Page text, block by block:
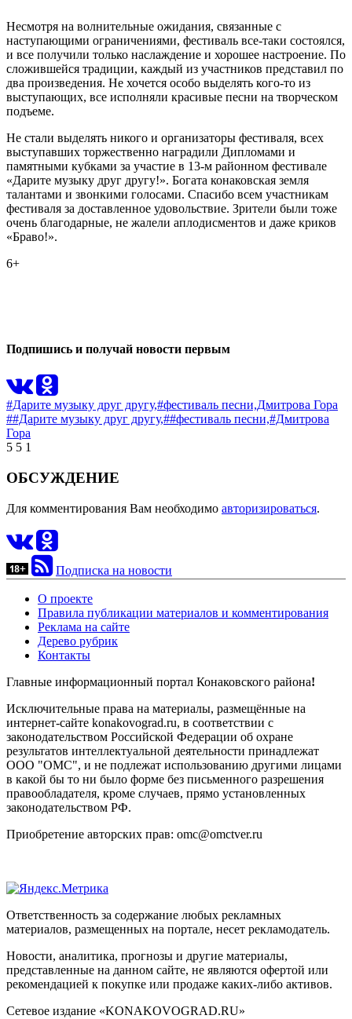
Несмотря на волнительные ожидания, связанные с
наступающими ограничениями, фестиваль все-таки состоялся,
и все получили только наслаждение и хорошее настроение. По
сложившейся традиции, каждый из участников представил по
два произведения. Не хочется особо выделять кого-то из
выступающих, все исполняли красивые песни на творческом
подъеме.
Не стали выделять никого и организаторы фестиваля, всех
выступавших торжественно наградили Дипломами и
памятными кубками за участие в 13-м районном фестивале
«Дарите музыку друг другу!». Богата конаковская земля
талантами и звонкими голосами. Спасибо всем участникам
фестиваля за доставленное удовольствие. Зрители были тоже
очень благодарные, не жалели аплодисментов и даже криков
«Браво!».
6+
Подпишись и получай новости первым
#Дарите музыку друг другу,#фестиваль песни,Дмитрова Гора
##Дарите музыку друг другу,##фестиваль песни,#Дмитрова
Гора
5 5 1
ОБСУЖДЕНИЕ
Для комментирования Вам необходимо авторизироваться.
Подписка на новости
О проекте
Правила публикации материалов и комментирования
Реклама на сайте
Дерево рубрик
Контакты
Главные информационный портал Конаковского района!
Исключительные права на материалы, размещённые на
интернет-сайте konakovograd.ru, в соответствии с
законодательством Российской Федерации об охране
результатов интеллектуальной деятельности принадлежат
ООО "ОМС", и не подлежат использованию другими лицами
в какой бы то ни было форме без письменного разрешения
правообладателя, кроме случаев, прямо установленных
законодательством РФ.
Приобретение авторских прав: omc@omctver.ru
Ответственность за содержание любых рекламных
материалов, размещенных на портале, несет рекламодатель.
Новости, аналитика, прогнозы и другие материалы,
представленные на данном сайте, не являются офертой или
рекомендацией к покупке или продаже каких-либо активов.
Сетевое издание «KONAKOVOGRAD.RU»